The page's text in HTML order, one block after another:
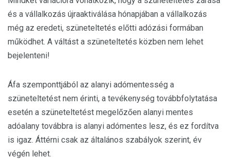
és a vállalkozás újraaktiválása hónapjában a vállalkozás
még az eredeti, szüneteltetés előtti adózási formában
működhet. A váltást a szüneteltetés közben nem lehet
bejelenteni!
Áfa szemponttjából az alanyi adómentesség a
szüneteltetést nem érinti, a tevékenység továbbfolytatása
esetén a szüneteltetést megelőzően alanyi mentes
adóalany továbbra is alanyi adómentes lesz, és ez fordítva
is igaz. Áttérni csak az általános szabályok szerint, év
végén lehet.